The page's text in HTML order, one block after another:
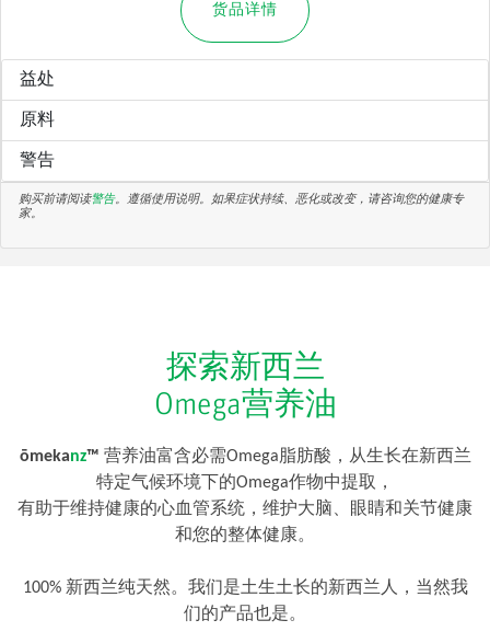
货品详情
益处
原料
警告
购买前请阅读警告。遵循使用说明。如果症状持续、恶化或改变，请咨询您的健康专
家。
探索新西兰
Omega营养油
ōmekanz™ 营养油富含必需Omega脂肪酸，从生长在新西兰
特定气候环境下的Omega作物中提取，
有助于维持健康的心血管系统，维护大脑、眼睛和关节健康
和您的整体健康。
100% 新西兰纯天然。我们是土生土长的新西兰人，当然我
们的产品也是。